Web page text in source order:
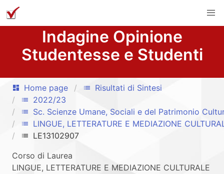
Indagine Opinione
Studentesse e Studenti
dashboard Home page list Risultati di Sintesi
list 2022/23
list Sc. Scienze Umane, Sociali e del Patrimonio
list LINGUE, LETTERATURE E MEDIAZIONE
list
LE13102907
Corso di Laurea
LINGUE, LETTERATURE E MEDIAZIONE CULTURALE